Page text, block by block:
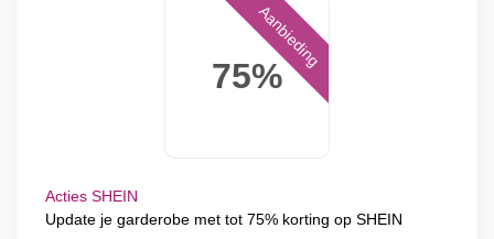
75%
Aanbieding
Acties SHEIN
Update je garderobe met tot 75% korting op SHEIN